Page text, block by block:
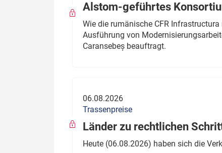
Alstom-geführtes
Wie die rumänische CFR
Ausführung von
Caransebeș beauftragt.
06.08.2026
Trassenpreise
Länder zu rechtlichen
Heute (06.08.2026) haben sich die